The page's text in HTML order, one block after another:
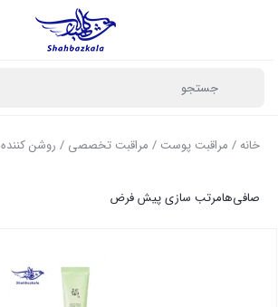
خانه/ مراقبت پوست / مراقبت تخصصی / روشن کننده
صافی‌هامرتب سازی پیش فرض